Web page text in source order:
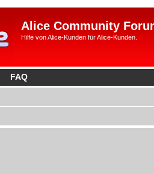
Alice Community
Hilfe von Alice-Kunden für Alice-Kunden.
FAQ